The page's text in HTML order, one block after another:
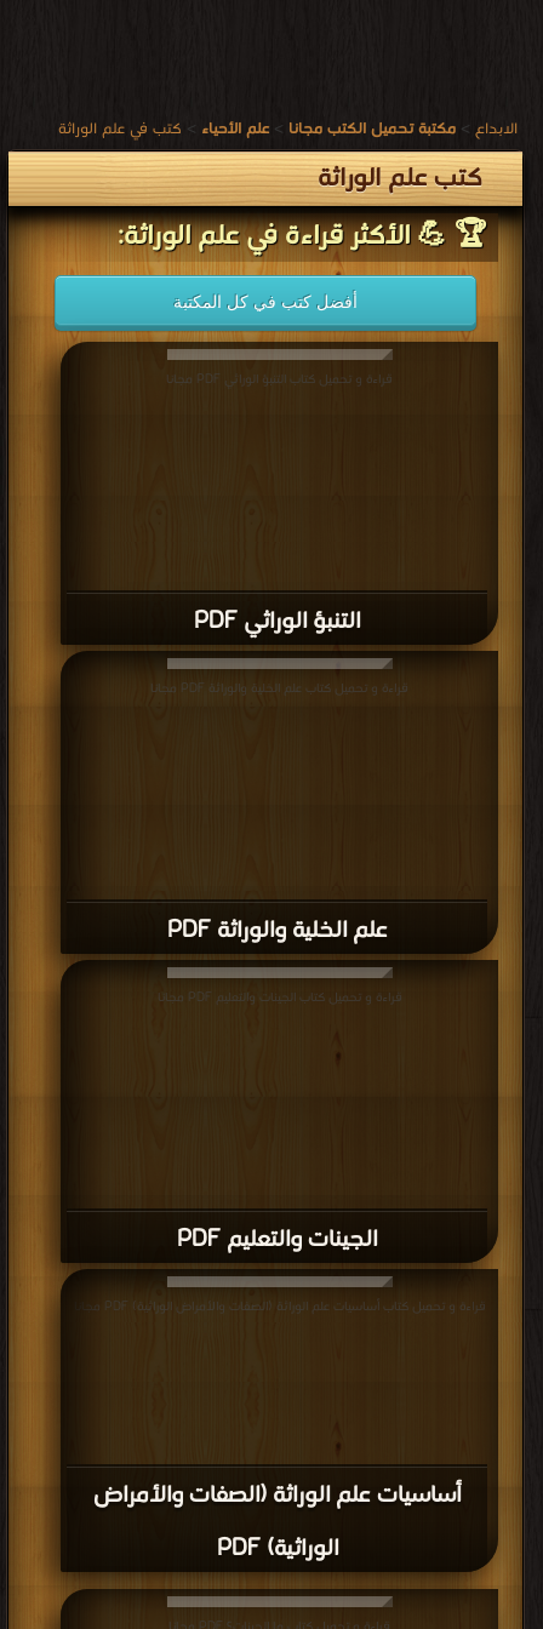
الابداع > مكتبة تحميل الكتب مجانا > علم الأحياء > كتب في علم الوراثة
كتب علم الوراثة
🏆 💪 الأكثر قراءة في علم الوراثة:
أفضل كتب في كل المكتبة
التنبؤ الوراثي PDF
قراءة و تحميل كتاب التنبؤ الوراثي PDF مجانا
علم الخلية والوراثة PDF
قراءة و تحميل كتاب علم الخلية والوراثة PDF مجانا
الجينات والتعليم PDF
قراءة و تحميل كتاب الجينات والتعليم PDF مجانا
أساسيات علم الوراثة (الصفات والأمراض
الوراثية) PDF
قراءة و تحميل كتاب أساسيات علم الوراثة (الصفات والأمراض الوراثية) PDF مجانا